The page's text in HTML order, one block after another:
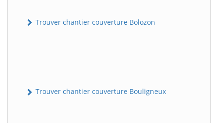
Trouver chantier couverture Bolozon
Trouver chantier couverture Bouligneux